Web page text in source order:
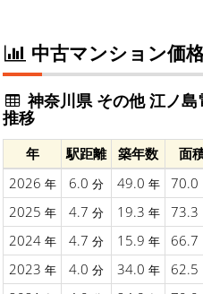
中古マンション価
神奈川県 その他 江ノ
推移
年 駅距離 築年数 面
2026 年 6.0 分 49.0 年 70.0
2025 年 4.7 分 19.3 年 73.3
2024 年 4.7 分 15.9 年 66.7
2023 年 4.0 分 34.0 年 62.5